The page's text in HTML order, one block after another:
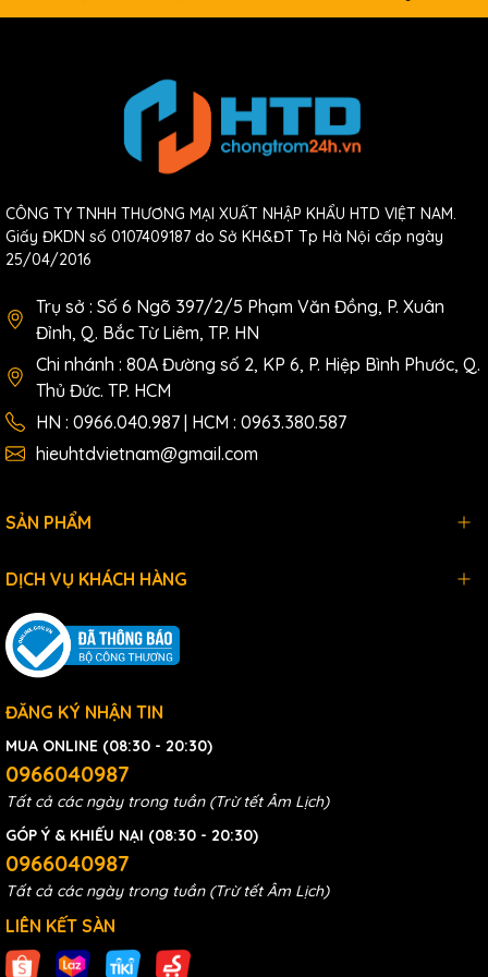
lực lên cột sống khi ngồi lâu.
mỏi vai gáy.
Tay vịn đa hướng có thể xoay, nâng hạ hoặc trượt, giúp người
dùng tùy chỉnh phù hợp với bàn làm việc hoặc bàn học.
CÔNG TY TNHH THƯƠNG MẠI XUẤT NHẬP KHẨU HTD VIỆT NAM.
Giấy ĐKDN số 0107409187 do Sở KH&ĐT Tp Hà Nội cấp ngày
25/04/2016
Trụ sở : Số 6 Ngõ 397/2/5 Phạm Văn Đồng, P. Xuân
Đỉnh, Q. Bắc Từ Liêm, TP. HN
Chi nhánh : 80A Đường số 2, KP 6, P. Hiệp Bình Phước, Q.
Thủ Đức. TP. HCM
HN : 0966.040.987 | HCM : 0963.380.587
hieuhtdvietnam@gmail.com
SẢN PHẨM
DỊCH VỤ KHÁCH HÀNG
ĐĂNG KÝ NHẬN TIN
MUA ONLINE (08:30 - 20:30)
0966040987
Tất cả các ngày trong tuần (Trừ tết Âm Lịch)
GÓP Ý & KHIẾU NẠI (08:30 - 20:30)
0966040987
Tất cả các ngày trong tuần (Trừ tết Âm Lịch)
LIÊN KẾT SÀN